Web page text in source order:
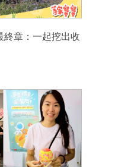
終章：一起挖出收